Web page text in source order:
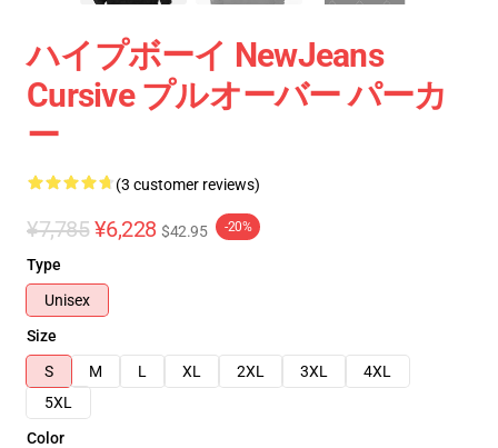
ハイプボーイ NewJeans
Cursive プルオーバー パーカ
ー
(3 customer reviews)
¥7,785 ¥6,228 $42.95 -20%
Type
Unisex
Size
S
M L XL 2XL 3XL
4XL
5XL
Color